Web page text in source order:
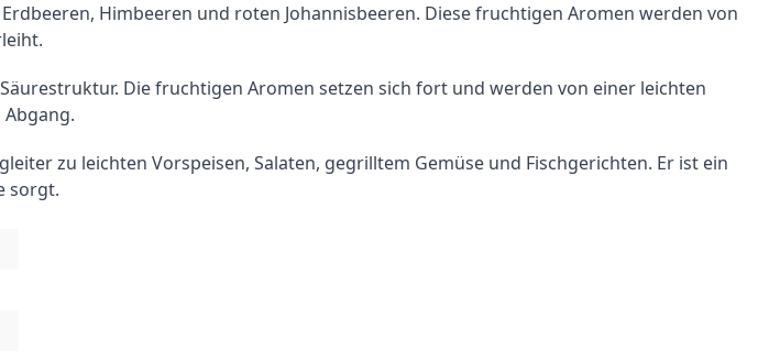
Himbeeren und roten Johannisbeeren. Diese fruchtigen Aromen werden von
Die fruchtigen Aromen setzen sich fort und werden von einer leichten
zu leichten Vorspeisen, Salaten, gegrilltem Gemüse und Fischgerichten. Er ist ein
sorgt.